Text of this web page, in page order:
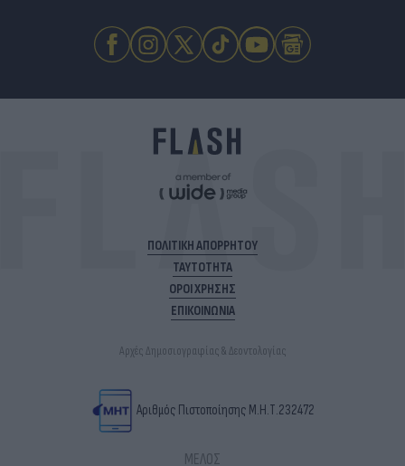
ΠΟΛΙΤΙΚΗ ΑΠΟΡΡΗΤΟΥ
ΤΑΥΤΟΤΗΤΑ
ΟΡΟΙ ΧΡΗΣΗΣ
ΕΠΙΚΟΙΝΩΝΙΑ
Αρχές Δημοσιογραφίας & Δεοντολογίας
Αριθμός Πιστοποίησης Μ.Η.Τ.232472
ΜΕΛΟΣ